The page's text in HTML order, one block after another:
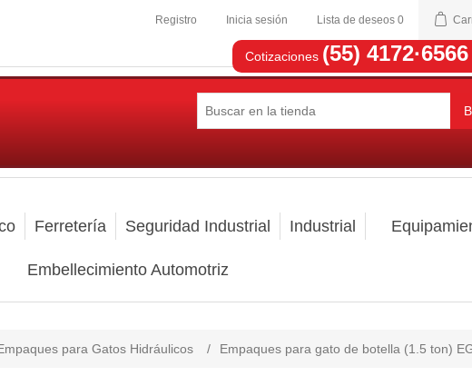
Registro Inicia sesión Lista de deseos 0
Cotizaciones (55) 4172·6566
Ferretería Seguridad Industrial Industrial
Embellecimiento Automotriz
para Gatos Hidráulicos / Empaques para gato de botella (1.5 ton)